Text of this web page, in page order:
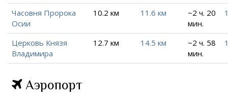
Часовня Пророка
Осии
10.2 км 11.6 км
~2 ч. 20
мин.
Церковь Князя
Владимира
12.7 км 14.5 км
~2 ч. 58
мин.
Аэропорт